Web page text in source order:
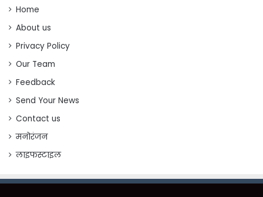
Home
About us
Privacy Policy
Our Team
Feedback
Send Your News
Contact us
मनोरंजन
लाइफस्टाइल